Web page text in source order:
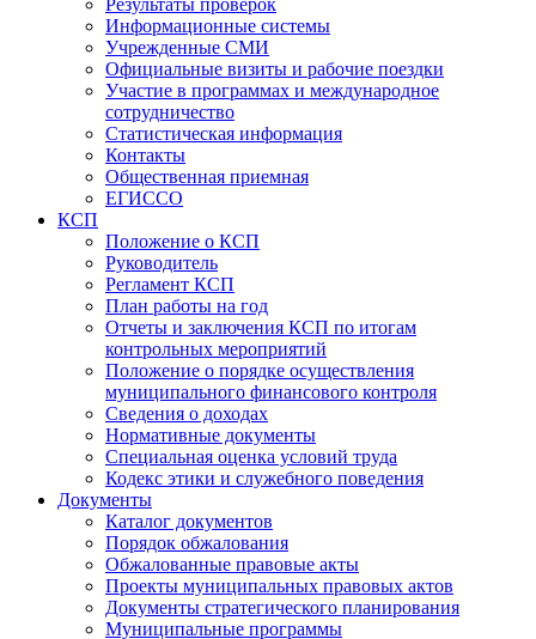
Результаты проверок
Информационные системы
Учрежденные СМИ
Официальные визиты и рабочие поездки
Участие в программах и международное
сотрудничество
Статистическая информация
Контакты
Общественная приемная
ЕГИССО
КСП
Положение о КСП
Руководитель
Регламент КСП
План работы на год
Отчеты и заключения КСП по итогам
контрольных мероприятий
Положение о порядке осуществления
муниципального финансового контроля
Сведения о доходах
Нормативные документы
Специальная оценка условий труда
Кодекс этики и служебного поведения
Документы
Каталог документов
Порядок обжалования
Обжалованные правовые акты
Проекты муниципальных правовых актов
Документы стратегического планирования
Муниципальные программы